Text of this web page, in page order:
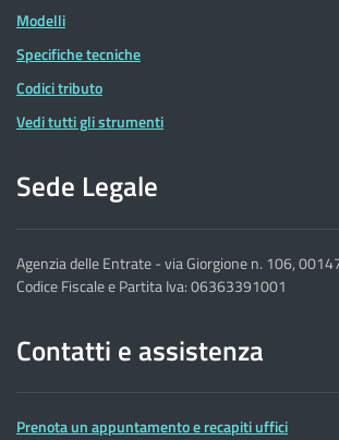
Modelli
Specifiche tecniche
Codici tributo
Vedi tutti gli strumenti
Sede Legale
Agenzia delle Entrate - via Giorgione n. 106,
Codice Fiscale e Partita Iva: 06363391001
Contatti e assistenza
Prenota un appuntamento e recapiti uffici